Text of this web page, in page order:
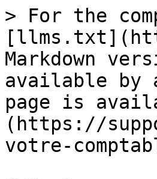
> For the
Markdown
available by
page is
(https://
votre-